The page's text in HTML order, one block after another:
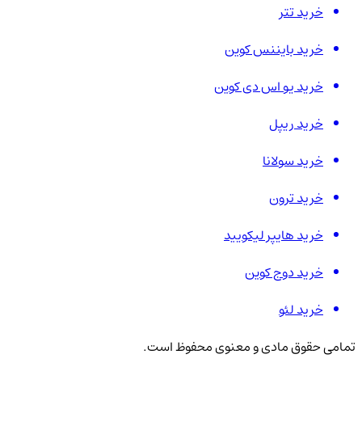
خرید تتر
خرید بایننس کوین
خرید یو اس دی کوین
خرید ریپل
خرید سولانا
خرید ترون
خرید هایپر لیکویید
خرید دوج کوین
خرید لئو
تمامی حقوق مادی و معنوی محفوظ است.